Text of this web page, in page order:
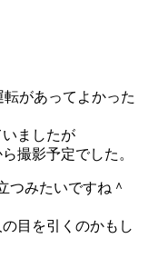
があってよかった
ましたが
撮影予定でした。
つみたいですね＾
目を引くのかもし